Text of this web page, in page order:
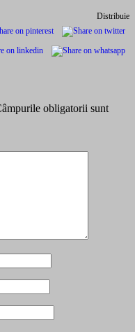
Distribuie
obligatorii sunt